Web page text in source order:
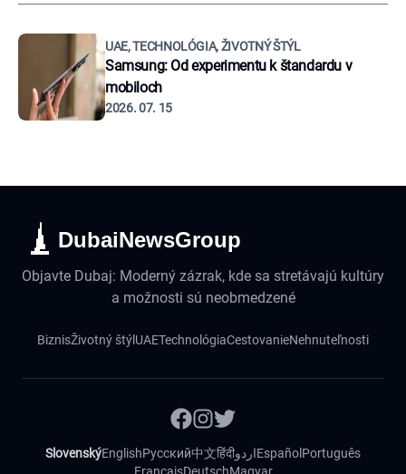
UAE, TECHNOLÓGIA, ŽIVOTNÝ ŠTÝL
Samsung: Od experimentu k štandardu v
mobiloch
2026. 07. 15
DubaiNewsGroup
Objavte Dubaj: Moderný zázrak, kde sa stretávajú kultúry
a možnosti sú neobmedzené
BiznisŽivotný štýl UAETechnológiaCestovanieNehnuteľnosti
SlovenskýEnglishРусский中文हिंदीاردوEspañol Português